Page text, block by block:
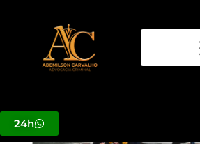
conteúdo
24h